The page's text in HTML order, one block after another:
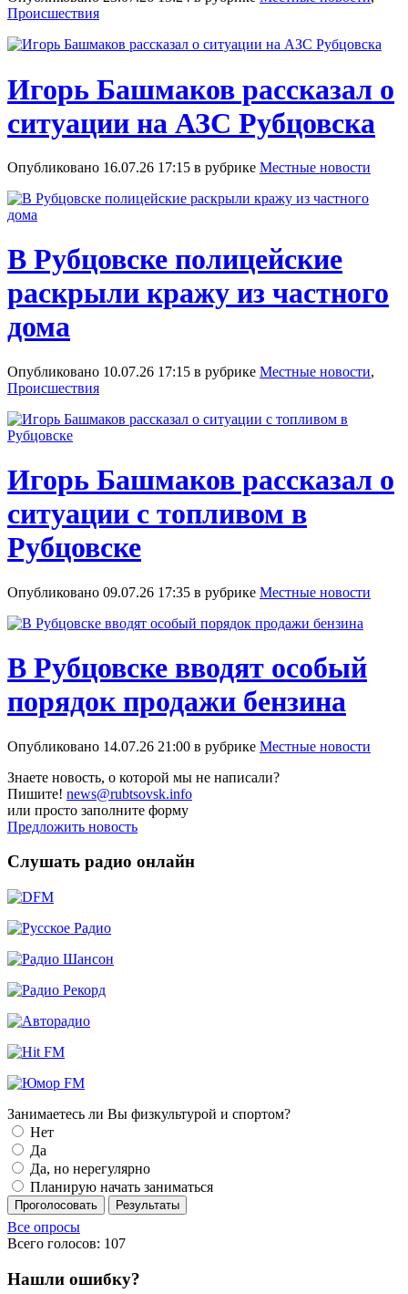
Происшествия
Игорь Башмаков рассказал о
ситуации на АЗС Рубцовска
Опубликовано 16.07.26 17:15 в рубрике Местные новости
В Рубцовске полицейские
раскрыли кражу из частного
дома
Опубликовано 10.07.26 17:15 в рубрике Местные новости,
Происшествия
Игорь Башмаков рассказал о
ситуации с топливом в
Рубцовске
Опубликовано 09.07.26 17:35 в рубрике Местные новости
В Рубцовске вводят особый
порядок продажи бензина
Опубликовано 14.07.26 21:00 в рубрике Местные новости
Знаете новость, о которой мы не написали?
Пишите! news@rubtsovsk.info
или просто заполните форму
Предложить новость
Слушать радио онлайн
Занимаетесь ли Вы физкультурой и спортом?
Нет
Да
Да, но нерегулярно
Планирую начать заниматься
Проголосовать Результаты
Все опросы
Всего голосов: 107
Нашли ошибку?